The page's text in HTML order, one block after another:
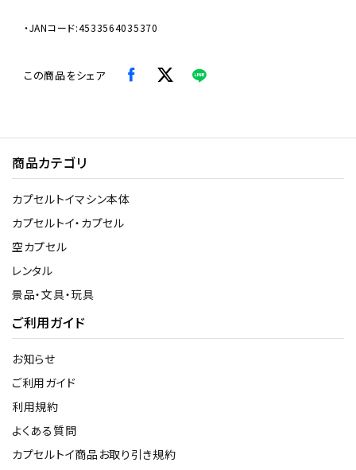
・JANコード:4533564035370
この商品をシェア
商品カテゴリ
カプセルトイマシン本体
カプセルトイ・カプセル
空カプセル
レンタル
景品・文具・玩具
ご利用ガイド
お知らせ
ご利用ガイド
利用規約
よくある質問
カプセルトイ商品お取り引き規約